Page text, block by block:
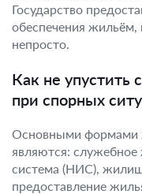
Государство
обеспечения жильём,
непросто.
Как не упустить
при спорных
Основными формами
являются: служебное
система (НИС),
предоставление